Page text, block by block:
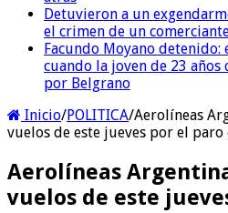
Detuvieron a un
el crimen de un
Facundo Moyano
cuando la joven de 23
por Belgrano
Inicio/POLITICA/Aerolíneas
vuelos de este jueves por el paro
Aerolíneas
vuelos de este